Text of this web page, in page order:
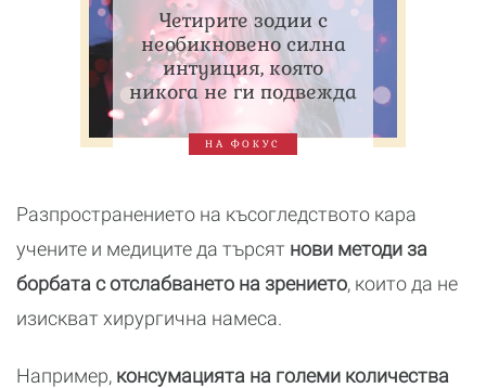
Четирите зодии с
необикновено силна
интуиция, която
никога не ги подвежда
НА ФОКУС
Разпространението на късогледството кара
учените и медиците да търсят нови методи за
борбата с отслабването на зрението, които да не
изискват хирургична намеса.
Например, консумацията на големи количества